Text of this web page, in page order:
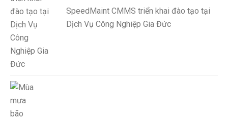
SpeedMaint CMMS triển khai đào tạo tại
Dịch Vụ Công Nghiệp Gia Đức